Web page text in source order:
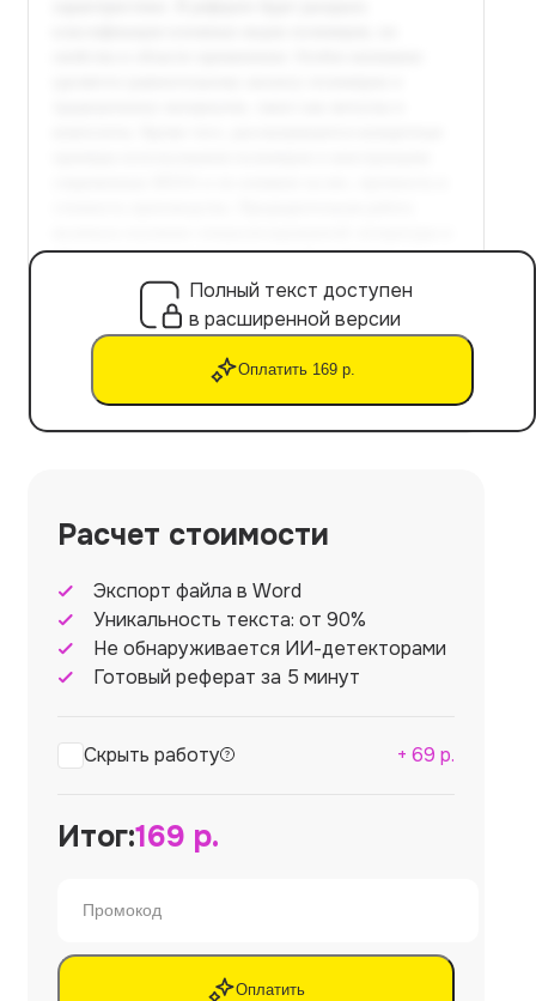
Полный текст доступен
в расширенной версии
Оплатить 169 р.
Расчет стоимости
Экспорт файла в Word
Уникальность текста: от 90%
Не обнаруживается ИИ-детекторами
Готовый реферат за 5 минут
Скрыть работу + 69 р.
Итог:169 р.
Оплатить